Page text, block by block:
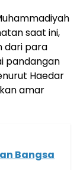
saat ini,
dari para
pandangan
Haedar
amar
Bangsa